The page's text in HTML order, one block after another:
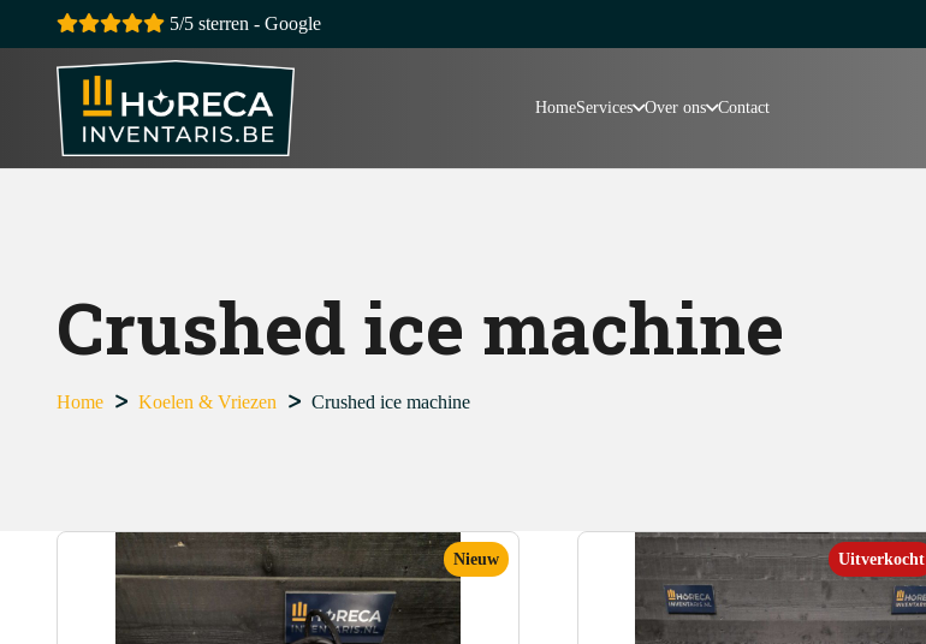
5/5 sterren - Google
HomeServices Over ons Contact
Crushed ice machine
Home Koelen & Vriezen Crushed ice machine
Nieuw Uitverkocht